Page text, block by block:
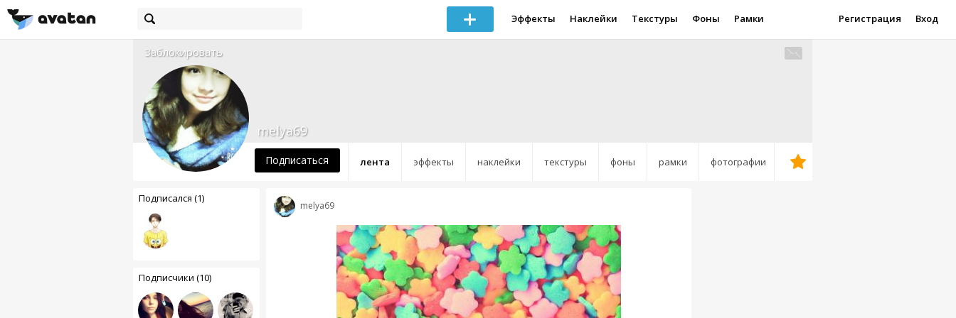
Эффекты Наклейки Текстуры Фоны Рамки Регистрация Вход
Заблокировать
лента эффекты наклейки текстуры фоны рамки фотографии
melya69
Подписаться
Подписался (1)
Подписчики (10)
melya69